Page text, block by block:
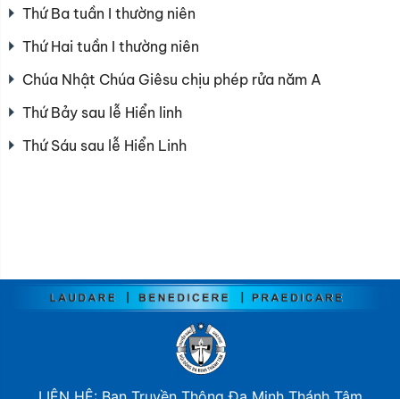
Thứ Ba tuần I thường niên
Thứ Hai tuần I thường niên
Chúa Nhật Chúa Giêsu chịu phép rửa năm A
Thứ Bảy sau lễ Hiển linh
Thứ Sáu sau lễ Hiển Linh